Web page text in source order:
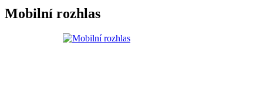
Mobilní rozhlas